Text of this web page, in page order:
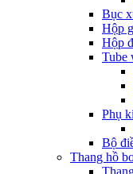
Bục
Hộp
Hộp
Tube
Phụ
Bộ
Thang hồ